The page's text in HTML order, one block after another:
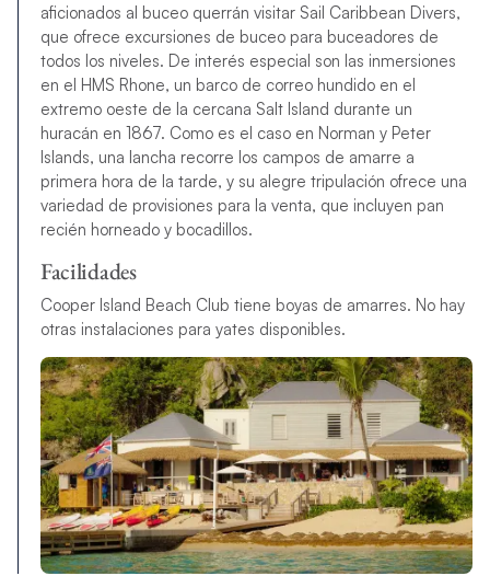
aficionados al buceo querrán visitar Sail Caribbean Divers,
que ofrece excursiones de buceo para buceadores de
todos los niveles. De interés especial son las inmersiones
en el HMS Rhone, un barco de correo hundido en el
extremo oeste de la cercana Salt Island durante un
huracán en 1867. Como es el caso en Norman y Peter
Islands, una lancha recorre los campos de amarre a
primera hora de la tarde, y su alegre tripulación ofrece una
variedad de provisiones para la venta, que incluyen pan
recién horneado y bocadillos.
Facilidades
Cooper Island Beach Club tiene boyas de amarres. No hay
otras instalaciones para yates disponibles.